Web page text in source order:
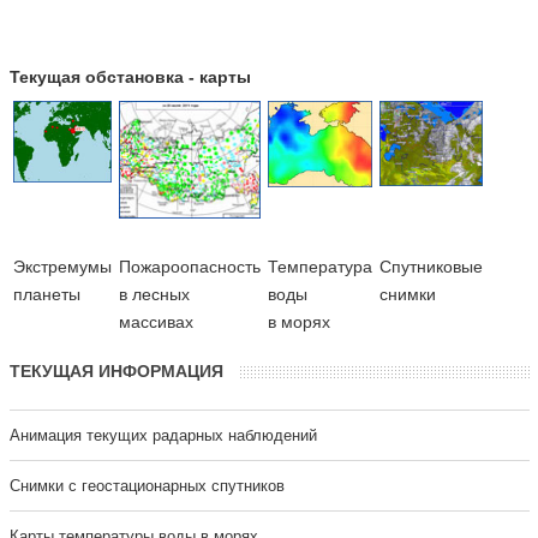
Текущая обстановка - карты
Экстремумы
планеты
Пожароопасность
в лесных
массивах
Температура
воды
в морях
Cпутниковые
снимки
ТЕКУЩАЯ ИНФОРМАЦИЯ
Анимация текущих радарных наблюдений
Cнимки с геостационарных спутников